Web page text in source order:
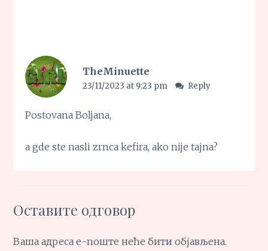
TheMinuette
23/11/2023 at 9:23 pm Reply
Postovana Boljana,
a gde ste nasli zrnca kefira, ako nije tajna?
Оставите одговор
Ваша адреса е-поште неће бити објављена.